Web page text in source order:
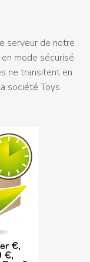
serveur de notre
mode sécurisé
ne transitent en
société Toys